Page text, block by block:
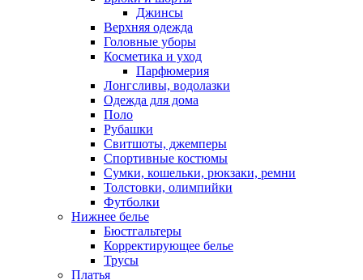
Джинсы
Верхняя одежда
Головные уборы
Косметика и уход
Парфюмерия
Лонгсливы, водолазки
Одежда для дома
Поло
Рубашки
Свитшоты, джемперы
Спортивные костюмы
Сумки, кошельки, рюкзаки, ремни
Толстовки, олимпийки
Футболки
Нижнее белье
Бюстгальтеры
Корректирующее белье
Трусы
Платья